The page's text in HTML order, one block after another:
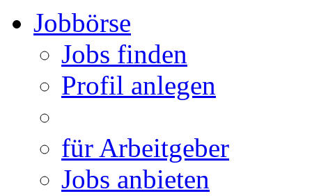
Jobbörse
Jobs finden
Profil anlegen
für Arbeitgeber
Jobs anbieten